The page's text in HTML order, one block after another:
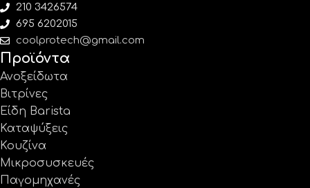
210 3426574
695 6202015
coolprotech@gmail.com
Προϊόντα
Ανοξείδωτα
Βιτρίνες
Είδη Barista
Καταψύξεις
Κουζίνα
Μικροσυσκευές
Παγομηχανές